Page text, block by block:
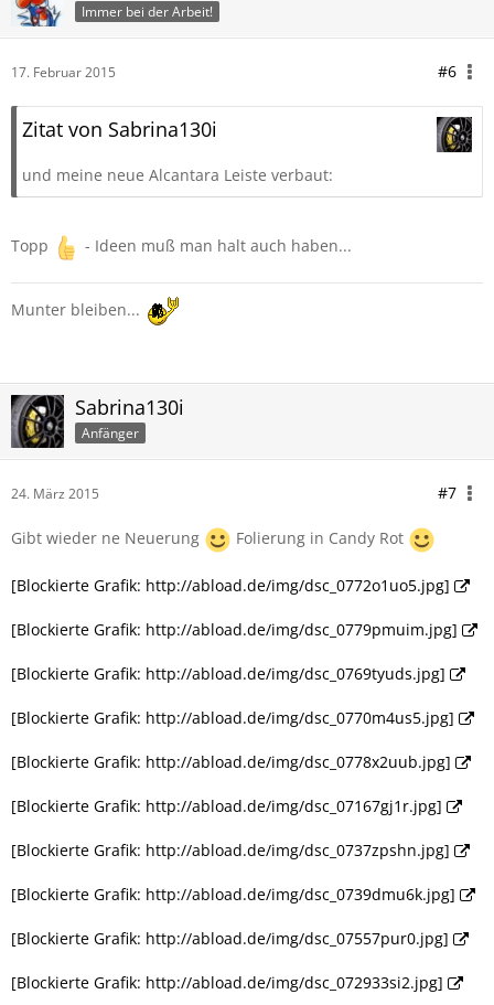
Immer bei der Arbeit!
17. Februar 2015 #6
Zitat von Sabrina130i
und meine neue Alcantara Leiste verbaut:
Topp - Ideen muß man halt auch haben...
Munter bleiben...
Sabrina130i
Anfänger
24. März 2015 #7
Gibt wieder ne Neuerung Folierung in Candy Rot
[Blockierte Grafik: http://abload.de/img/dsc_0772o1uo5.jpg]
[Blockierte Grafik: http://abload.de/img/dsc_0779pmuim.jpg]
[Blockierte Grafik: http://abload.de/img/dsc_0769tyuds.jpg]
[Blockierte Grafik: http://abload.de/img/dsc_0770m4us5.jpg]
[Blockierte Grafik: http://abload.de/img/dsc_0778x2uub.jpg]
[Blockierte Grafik: http://abload.de/img/dsc_07167gj1r.jpg]
[Blockierte Grafik: http://abload.de/img/dsc_0737zpshn.jpg]
[Blockierte Grafik: http://abload.de/img/dsc_0739dmu6k.jpg]
[Blockierte Grafik: http://abload.de/img/dsc_07557pur0.jpg]
[Blockierte Grafik: http://abload.de/img/dsc_072933si2.jpg]